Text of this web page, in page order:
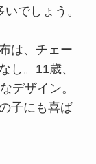
でしょう。
は、チェー
し。11歳、
デザイン。
子にも喜ば